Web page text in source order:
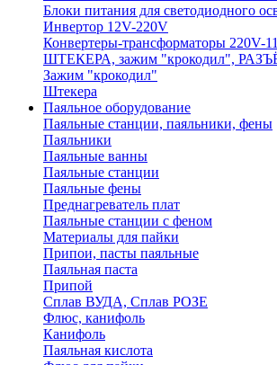
Блоки питания для светодиодного
Инвертор 12V-220V
Конвертеры-трансформаторы 220V-
ШТЕКЕРА, зажим "крокодил",
Зажим "крокодил"
Штекера
Паяльное оборудование
Паяльные станции, паяльники, фены
Паяльники
Паяльные ванны
Паяльные станции
Паяльные фены
Преднагреватель плат
Паяльные станции с феном
Материалы для пайки
Припои, пасты паяльные
Паяльная паста
Припой
Сплав ВУДА, Сплав РОЗЕ
Флюс, канифоль
Канифоль
Паяльная кислота